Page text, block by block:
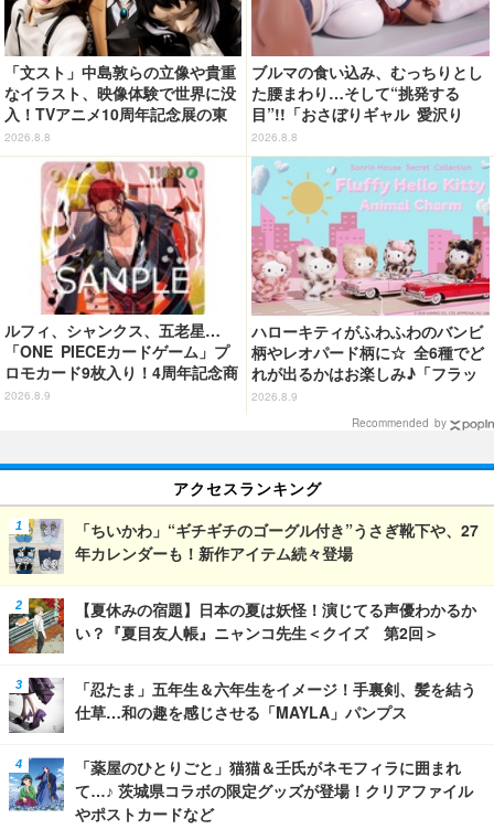
「文スト」中島敦らの立像や貴重
なイラスト、映像体験で世界に没
入！TVアニメ10周年記念展の東
京会場フォトレポートが到着
2026.8.8
ブルマの食い込み、むっちりとし
た腰まわり…そして“挑発する
目”!!「おさぼりギャル 愛沢り
さ」フィギュアで新登場
2026.8.8
ルフィ、シャンクス、五老星…
「ONE PIECEカードゲーム」プ
ロモカード9枚入り！4周年記念商
品が抽選販売【9月2日23時まで】
2026.8.9
ハローキティがふわふわのバンビ
柄やレオパード柄に☆ 全6種でど
れが出るかはお楽しみ♪「フラッ
フィーハローキティチャーム」第
2026.8.9
Recommended by
アクセスランキング
「ちいかわ」“ギチギチのゴーグル付き”うさぎ靴下や、27
年カレンダーも！新作アイテム続々登場
【夏休みの宿題】日本の夏は妖怪！演じてる声優わかるか
い？『夏目友人帳』ニャンコ先生＜クイズ 第2回＞
「忍たま」五年生＆六年生をイメージ！手裏剣、髪を結う
仕草…和の趣を感じさせる「MAYLA」パンプス
「薬屋のひとりごと」猫猫＆壬氏がネモフィラに囲まれ
て…♪ 茨城県コラボの限定グッズが登場！クリアファイル
やポストカードなど